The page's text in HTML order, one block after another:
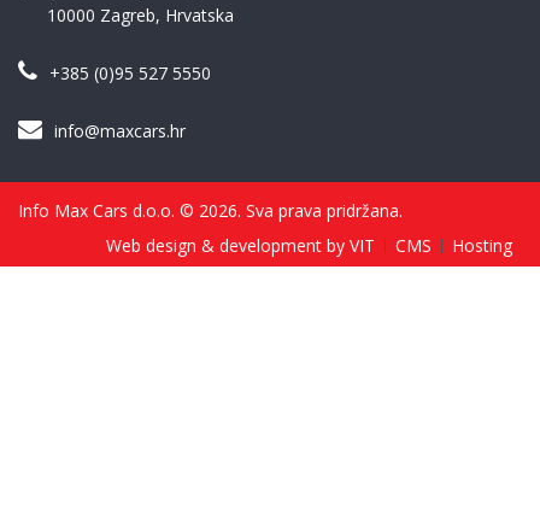
10000 Zagreb, Hrvatska
+385 (0)95 527 5550
info@maxcars.hr
Info Max Cars d.o.o. © 2026. Sva prava pridržana.
Web design & development by VIT
CMS Hosting